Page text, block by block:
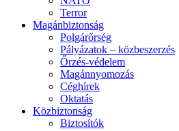
Terror
Magánbiztonság
Polgárőrség
Pályázatok – közbeszerzés
Őrzés-védelem
Magánnyomozás
Céghírek
Oktatás
Közbiztonság
Biztosítók